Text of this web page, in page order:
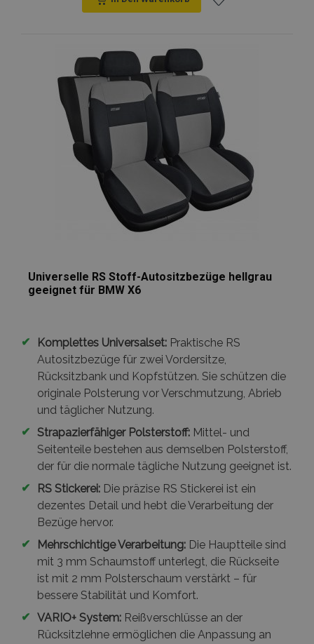
hinzufügen
Universelle RS Stoff-Autositzbezüge hellgrau
geeignet für BMW X6
✔ Komplettes Universalset: Praktische RS
Autositzbezüge für zwei Vordersitze,
Rücksitzbank und Kopfstützen. Sie schützen die
originale Polsterung vor Verschmutzung, Abrieb
und täglicher Nutzung.
✔ Strapazierfähiger Polsterstoff: Mittel- und
Seitenteile bestehen aus demselben Polsterstoff,
der für die normale tägliche Nutzung geeignet ist.
✔
RS Stickerei: Die präzise RS Stickerei ist ein
dezentes Detail und hebt die Verarbeitung der
Bezüge hervor.
✔
Mehrschichtige Verarbeitung: Die Hauptteile sind
mit 3 mm Schaumstoff unterlegt, die Rückseite
ist mit 2 mm Polsterschaum verstärkt – für
bessere Stabilität und Komfort.
✔ VARIO+ System: Reißverschlüsse an der
Rücksitzlehne ermöglichen die Anpassung an